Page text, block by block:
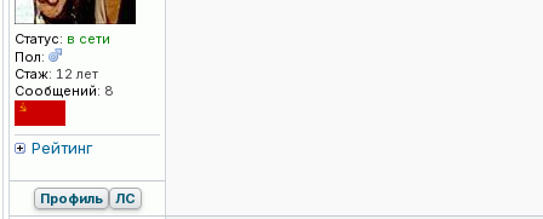
Статус: в сети
Пол:
Стаж: 12 лет
Сообщений: 8
Рейтинг
Профиль ЛС